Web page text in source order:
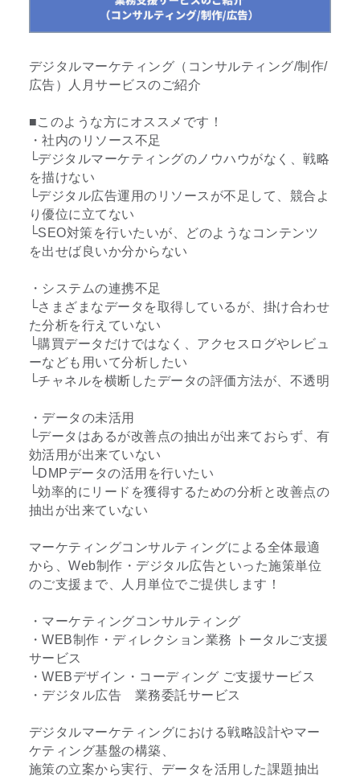
デジタルマーケティング（コンサルティング/制作/
広告）人月サービスのご紹介
■このような方にオススメです！
・社内のリソース不足
└デジタルマーケティングのノウハウがなく、戦略
を描けない
└デジタル広告運用のリソースが不足して、競合よ
り優位に立てない
└SEO対策を行いたいが、どのようなコンテンツ
を出せば良いか分からない
・システムの連携不足
└さまざまなデータを取得しているが、掛け合わせ
た分析を行えていない
└購買データだけではなく、アクセスログやレビュ
ーなども用いて分析したい
└チャネルを横断したデータの評価方法が、不透明
・データの未活用
└データはあるが改善点の抽出が出来ておらず、有
効活用が出来ていない
└DMPデータの活用を行いたい
└効率的にリードを獲得するための分析と改善点の
抽出が出来ていない
マーケティングコンサルティングによる全体最適
から、Web制作・デジタル広告といった施策単位
のご支援まで、人月単位でご提供します！
・マーケティングコンサルティング
・WEB制作・ディレクション業務 トータルご支援
サービス
・WEBデザイン・コーディング ご支援サービス
・デジタル広告 業務委託サービス
デジタルマーケティングにおける戦略設計やマー
ケティング基盤の構築、
施策の立案から実行、データを活用した課題抽出